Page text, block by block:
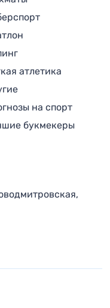
атлетика
на спорт
букмекеры